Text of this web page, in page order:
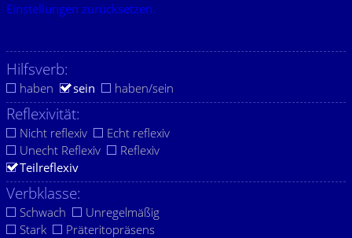
Einstellungen zurücksetzen.
Hilfsverb:
haben sein haben/sein
Reflexivität:
Nicht reflexiv
Echt reflexiv
Unecht Reflexiv
Reflexiv
Teilreflexiv
Verbklasse:
Schwach
Unregelmäßig
Stark
Präteritopräsens